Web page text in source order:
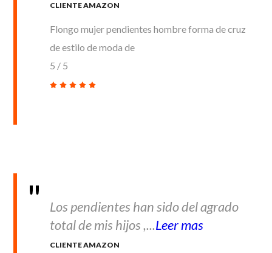
CLIENTE AMAZON
Flongo mujer pendientes hombre forma de cruz
de estilo de moda de
5 / 5
Los pendientes han sido del agrado
total de mis hijos ,...Leer mas
CLIENTE AMAZON